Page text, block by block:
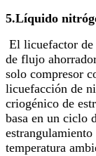
5.Líquido
El licuefactor
de flujo
solo compresor
licuefacción de
criogénico de
basa en un ciclo
temperatura